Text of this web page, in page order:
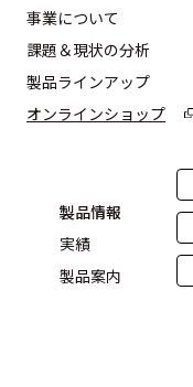
事業について
課題＆現状の分析
製品ラインアップ
オンラインショップ
製品情報
実績
製品案内